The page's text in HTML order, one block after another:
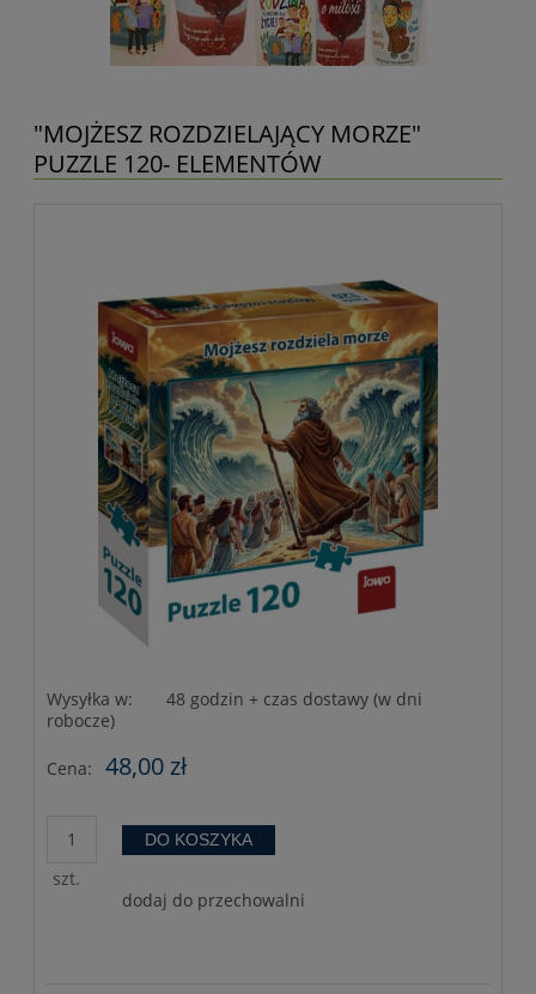
"MOJŻESZ ROZDZIELAJĄCY MORZE"
PUZZLE 120- ELEMENTÓW
Wysyłka w:
48 godzin + czas dostawy (w dni
robocze)
Cena: 48,00 zł
szt.
DO KOSZYKA
dodaj do przechowalni